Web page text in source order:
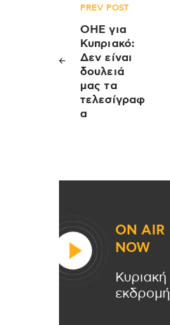
Πλοήγηση
άρθρων
PREV POST
ΟΗΕ για
Κυπριακό:
Δεν είναι
δουλειά
μας τα
τελεσίγραφ
α
ON AIR
NOW
Κυριακή
εκδρομή